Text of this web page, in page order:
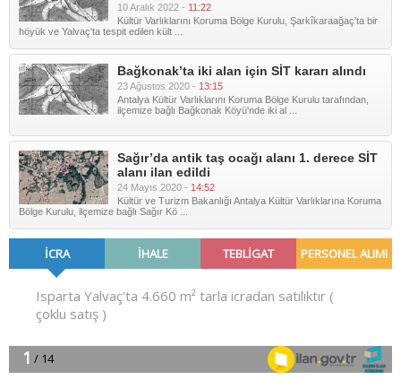
10 Aralık 2022 - 11:22
Kültür Varlıklarını Koruma Bölge Kurulu, Şarkîkaraağaç'ta bir
höyük ve Yalvaç'ta tespit edilen kült ...
Bağkonak’ta iki alan için SİT kararı alındı
23 Ağustos 2020 - 13:15
Antalya Kültür Varlıklarını Koruma Bölge Kurulu tarafından,
ilçemize bağlı Bağkonak Köyü'nde iki al ...
Sağır’da antik taş ocağı alanı 1. derece SİT
alanı ilan edildi
24 Mayıs 2020 - 14:52
Kültür ve Turizm Bakanlığı Antalya Kültür Varlıklarına Koruma
Bölge Kurulu, ilçemize bağlı Sağır Kö ...